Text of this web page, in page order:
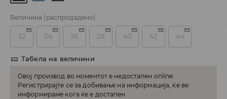
Величина (распродадено)
32 34 36 38 40 42 44
Табела на величини
Овој производ во моментот е недостапен online.
Регистрирајте се за добивање на информација, ќе ве
информираме кога ќе е достапен